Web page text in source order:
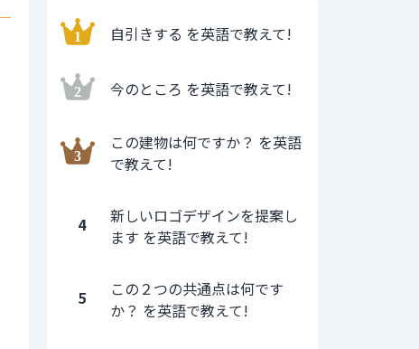
自引きする を英語で教えて!
今のところ を英語で教えて!
この建物は何ですか？ を英語
で教えて!
4
新しいロゴデザインを提案し
ます を英語で教えて!
5
この２つの共通点は何です
か？ を英語で教えて!